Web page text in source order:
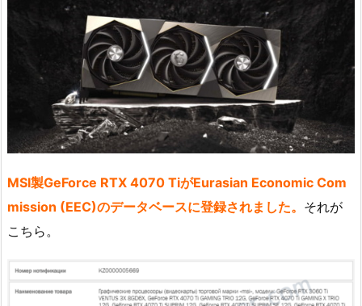
MSI製GeForce RTX 4070 TiがEurasian Economic Com
mission (EEC)のデータベースに登録されました。 それが
こちら。